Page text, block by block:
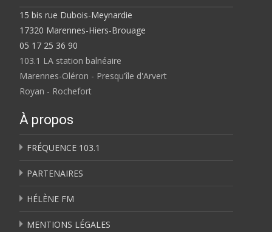
15 bis rue Dubois-Meynardie
17320 Marennes-Hiers-Brouage
05 17 25 36 90
103.1 LA station balnéaire
Marennes-Oléron - Presqu'île d'Arvert
Royan - Rochefort
À propos
FRÉQUENCE 103.1
PARTENAIRES
HÉLÈNE FM
MENTIONS LÉGALES